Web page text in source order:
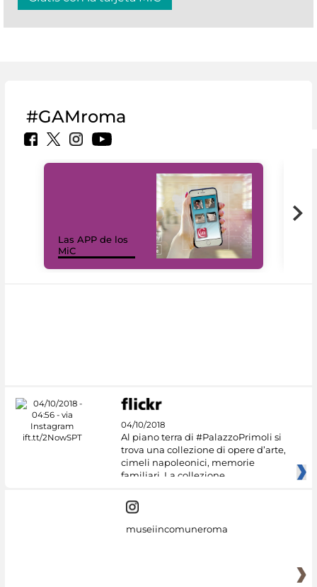
#GAMroma
Las APP de los
MiC
04/10/2018
Al piano terra di #PalazzoPrimoli si
trova una collezione di opere d’arte,
cimeli napoleonici, memorie
familiari. La collezione
museiincomuneroma